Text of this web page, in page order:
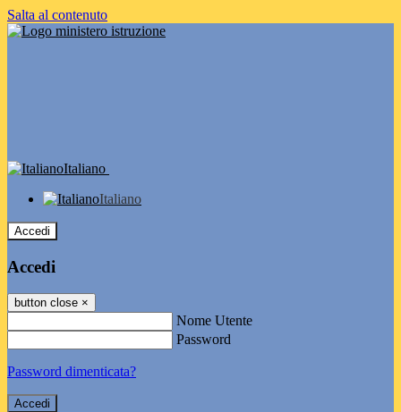
Salta al contenuto
Italiano
Italiano
Accedi
Accedi
button close ×
Nome Utente
Password
Password dimenticata?